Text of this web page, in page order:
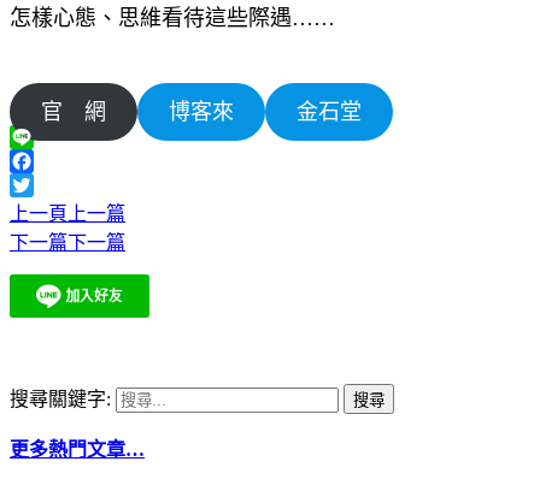
怎樣心態、思維看待這些際遇……
官 網 博客來 金石堂
Line
Facebook
Twitter
上一頁 上一篇
下一篇下一篇
搜尋關鍵字:
更多熱門文章…